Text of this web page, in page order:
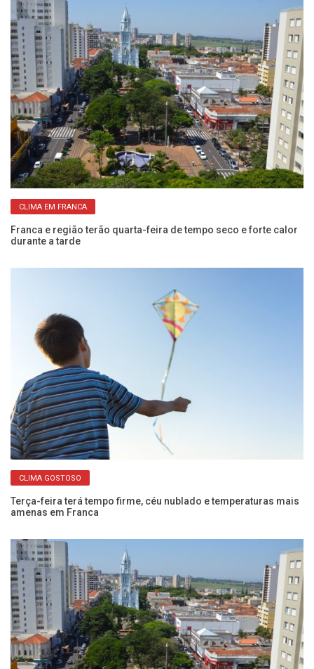
CLIMA EM FRANCA
Franca e região terão quarta-feira de tempo seco e forte calor
durante a tarde
CLIMA GOSTOSO
Terça-feira terá tempo firme, céu nublado e temperaturas mais
amenas em Franca